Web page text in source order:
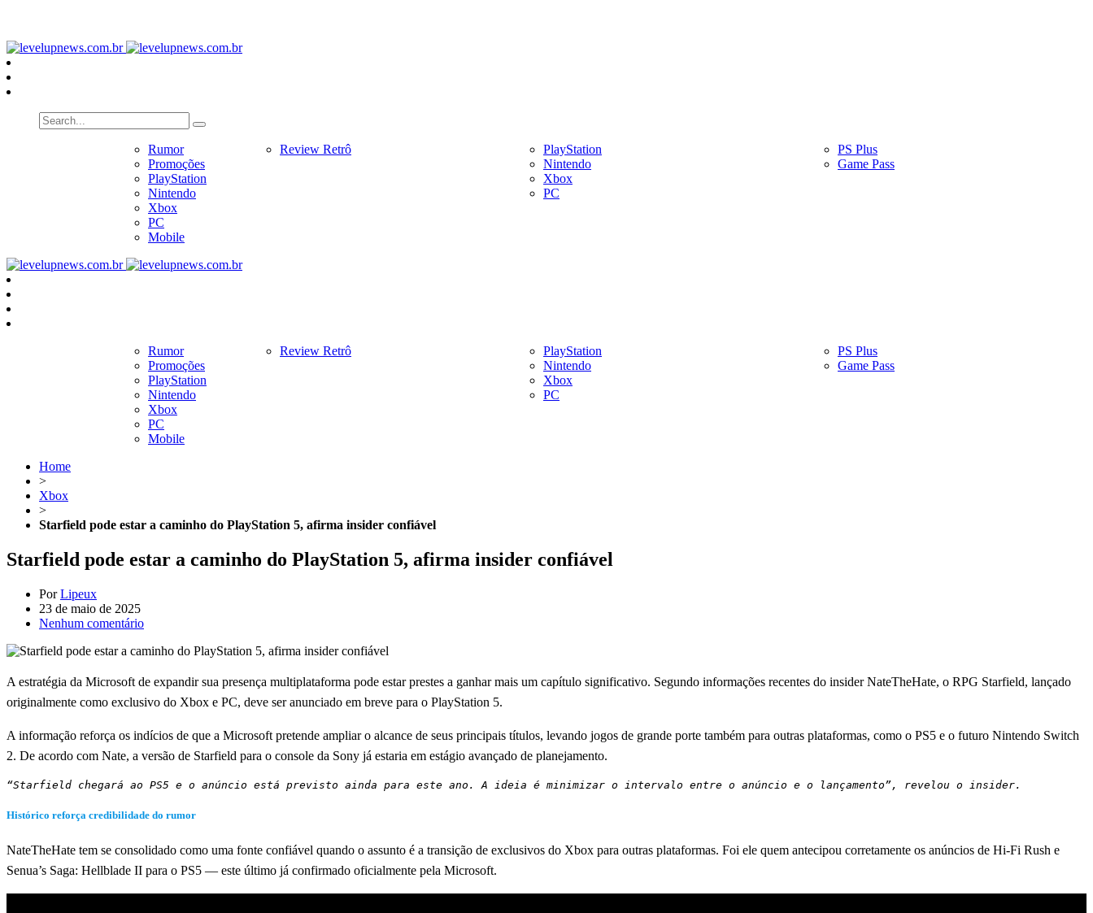
Rumor
Promoções
PlayStation
Nintendo
Xbox
PC
Mobile
Review Retrô
PlayStation
Nintendo
Xbox
PC
PS Plus
Game Pass
Rumor
Promoções
PlayStation
Nintendo
Xbox
PC
Mobile
Review Retrô
PlayStation
Nintendo
Xbox
PC
PS Plus
Game Pass
Home
>
Xbox
>
Starfield pode estar a caminho do PlayStation 5, afirma insider confiável
Starfield pode estar a caminho do PlayStation 5, afirma insider confiável
PorLipeux
23 de maio de 2025
Nenhum comentário
A estratégia da Microsoft de expandir sua presença multiplataforma pode estar prestes a ganhar mais um capítulo significativo. Segundo informações recentes do insider NateTheHate, o RPG Starfield, lançado
originalmente como exclusivo do Xbox e PC, deve ser anunciado em breve para o PlayStation 5.
A informação reforça os indícios de que a Microsoft pretende ampliar o alcance de seus principais títulos, levando jogos de grande porte também para outras plataformas, como o PS5 e o futuro Nintendo Switch
2. De acordo com Nate, a versão de Starfield para o console da Sony já estaria em estágio avançado de planejamento.
“Starfield chegará ao PS5 e o anúncio está previsto ainda para este ano. A ideia é minimizar o intervalo entre o anúncio e o lançamento”, revelou o insider.
Histórico reforça credibilidade do rumor
NateTheHate tem se consolidado como uma fonte confiável quando o assunto é a transição de exclusivos do Xbox para outras plataformas. Foi ele quem antecipou corretamente os anúncios de Hi-Fi Rush e
Senua’s Saga: Hellblade II para o PS5 — este último já confirmado oficialmente pela Microsoft.